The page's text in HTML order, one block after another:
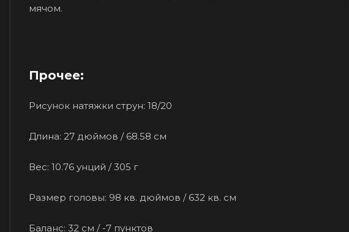
мячом.
Прочее:
Рисунок натяжки струн: 18/20
Длина: 27 дюймов / 68.58 см
Вес: 10.76 унций / 305 г
Размер головы: 98 кв. дюймов / 632 кв. см
Баланс: 32 см / -7 пунктов